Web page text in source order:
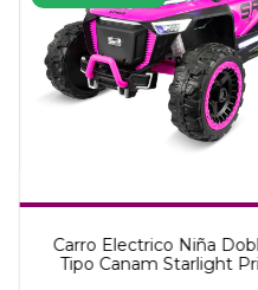
Carro Electrico Niña
Tipo Canam Starlight